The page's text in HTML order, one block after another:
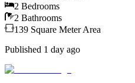
2 Bedrooms
2 Bathrooms
139 Square Meter Area
Published 1 day ago